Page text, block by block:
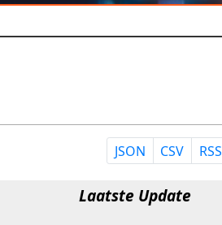
JSON CSV RSS
Laatste Update